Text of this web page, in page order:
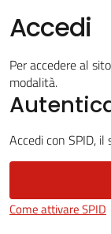
Vivere
Casalfiumanese
5x1000
Servizi
Accedi
Per accedere al
modalità.
Accedi con SPID,
Come attivare SPID